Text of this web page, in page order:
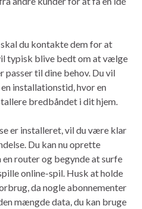
du kontakte dem for at
typisk blive bedt om at vælge
passer til dine behov. Du vil
installationstid, hvor en
bredbåndet i dit hjem.
er installeret, vil du være klar
Du kan nu oprette
router og begynde at surfe
online-spil. Husk at holde
da nogle abonnementer
mængde data, du kan bruge